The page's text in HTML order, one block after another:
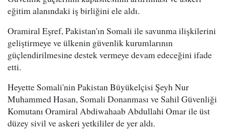
eğitim alanındaki iş birliğini ele aldı.
Oramiral Eşref, Pakistan'ın Somali ile savunma ilişkilerini
geliştirmeye ve ülkenin güvenlik kurumlarının
güçlendirilmesine destek vermeye devam edeceğini ifade
etti.
Heyette Somali'nin Pakistan Büyükelçisi Şeyh Nur
Muhammed Hasan, Somali Donanması ve Sahil Güvenliği
Komutanı Oramiral Abdiwahaab Abdullahi Omar ile üst
düzey sivil ve askeri yetkililer de yer aldı.